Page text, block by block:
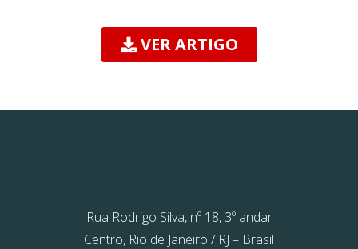
VER ARTIGO
Rua Rodrigo Silva, nº 18, 3º andar
Centro, Rio de Janeiro / RJ – Brasil